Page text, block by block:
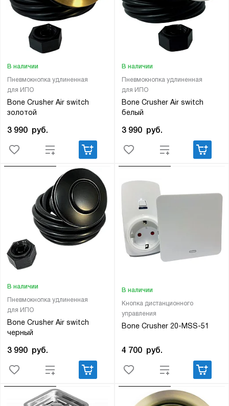
Пневмокнопка удлиненная
для ИПО
Bone Crusher Air switch
золотой
В наличии
3 990 руб.
Пневмокнопка удлиненная
для ИПО
Bone Crusher Air switch
белый
В наличии
3 990 руб.
Пневмокнопка удлиненная
для ИПО
Bone Crusher Air switch
черный
В наличии
3 990 руб.
Кнопка дистанционного
управления
Bone Crusher 20-MSS-51
В наличии
4 700 руб.